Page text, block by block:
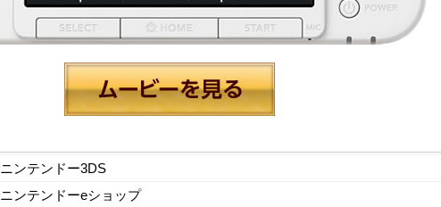
ニンテンドー3DS
ニンテンドーeショップ